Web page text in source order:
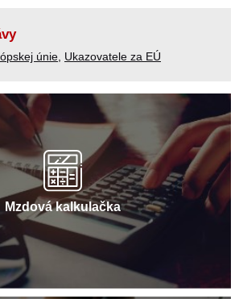
únie Ukazovatele za EÚ
Mzdová kalkulačka